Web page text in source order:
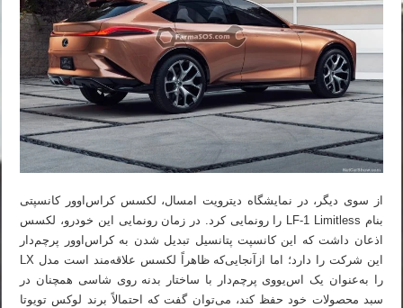
از سوی دیگر، در نمایشگاه دیترویت امسال، لکسس کراس‌اوور کانسپتی
بنام LF-1 Limitless را رونمایی کرد. در زمان رونمایی این خودرو، لکسس
اذعان داشت که این کانسپت پتانسیل تبدیل شدن به کراس‌اوور پرچم‌دار
این شرکت را دارد؛ اما ازآنجایی‌که ظاهراً لکسس علاقه‌مند است مدل LX
را به‌عنوان یک اس‌یووی پرچم‌دار با ساختار بدنه روی شاسی همچنان در
سبد محصولات خود حفظ کند، می‌توان گفت که احتمالاً برند لوکس تویوتا